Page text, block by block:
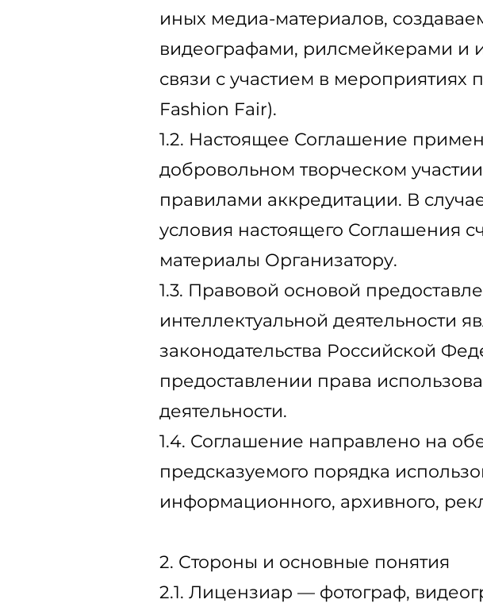
иных медиа-материалов,
видеографами, рилсмейкерами и
связи с участием в мероприятиях
Fashion Fair).
1.2. Настоящее Соглашение
добровольном творческом
правилами аккредитации. В
условия настоящего Соглашения
материалы Организатору.
1.3. Правовой основой
интеллектуальной деятельности
законодательства Российской
предоставлении права
деятельности.
1.4. Соглашение направлено на
предсказуемого порядка
информационного, архивного,
2. Стороны и основные понятия
2.1. Лицензиар — фотограф,